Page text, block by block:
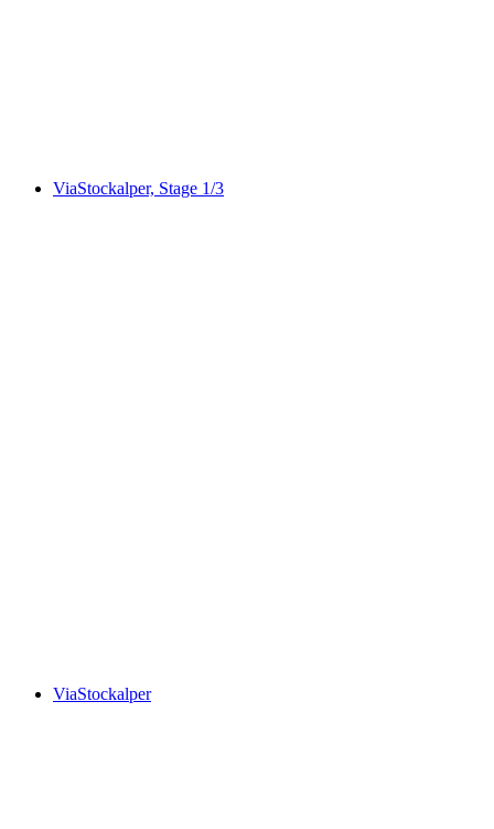
ViaStockalper, Stage 1/3
ViaStockalper